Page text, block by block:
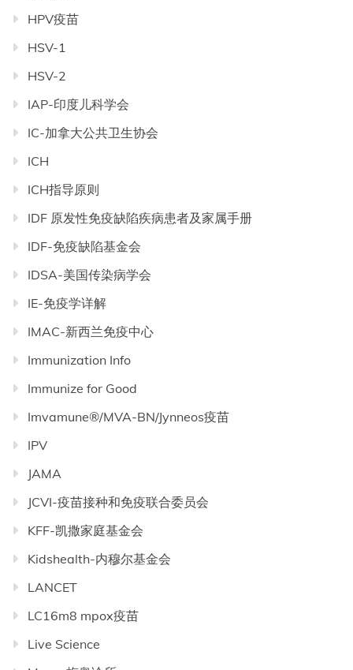
HPV疫苗
HSV-1
HSV-2
IAP-印度儿科学会
IC-加拿大公共卫生协会
ICH
ICH指导原则
IDF 原发性免疫缺陷疾病患者及家属手册
IDF-免疫缺陷基金会
IDSA-美国传染病学会
IE-免疫学详解
IMAC-新西兰免疫中心
Immunization Info
Immunize for Good
Imvamune®/MVA-BN/Jynneos疫苗
IPV
JAMA
JCVI-疫苗接种和免疫联合委员会
KFF-凯撒家庭基金会
Kidshealth-内穆尔基金会
LANCET
LC16m8 mpox疫苗
Live Science